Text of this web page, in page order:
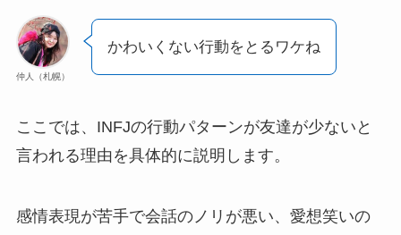
仲人（札幌）
かわいくない行動をとるワケね
ここでは、INFJの行動パターンが友達が少ないと
言われる理由を具体的に説明します。
感情表現が苦手で会話のノリが悪い、愛想笑いの